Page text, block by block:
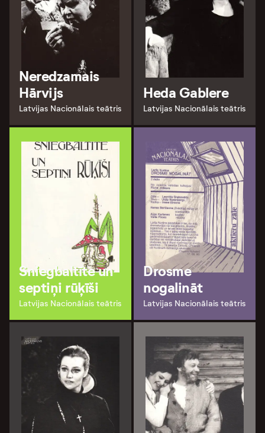
Neredzamais
Hārvijs
Latvijas Nacionālais teātris
Heda Gablere
Latvijas Nacionālais teātris
Sniegbaltīte un
septiņi rūķīši
Latvijas Nacionālais teātris
Drosme
nogalināt
Latvijas Nacionālais teātris